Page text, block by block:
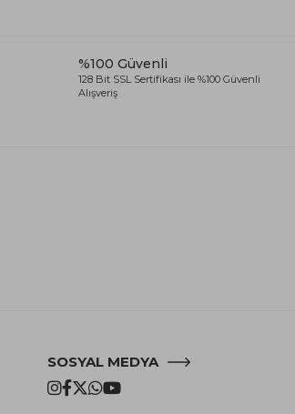
%100 Güvenli
128 Bit SSL Sertifikası ile %100 Güvenli
Alışveriş
SOSYAL MEDYA